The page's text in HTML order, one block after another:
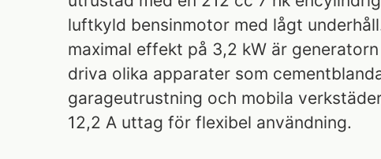
luftkyld bensinmotor med lågt
maximal effekt på 3,2 kW är
driva olika apparater som
garageutrustning och mobila
12,2 A uttag för flexibel användning.